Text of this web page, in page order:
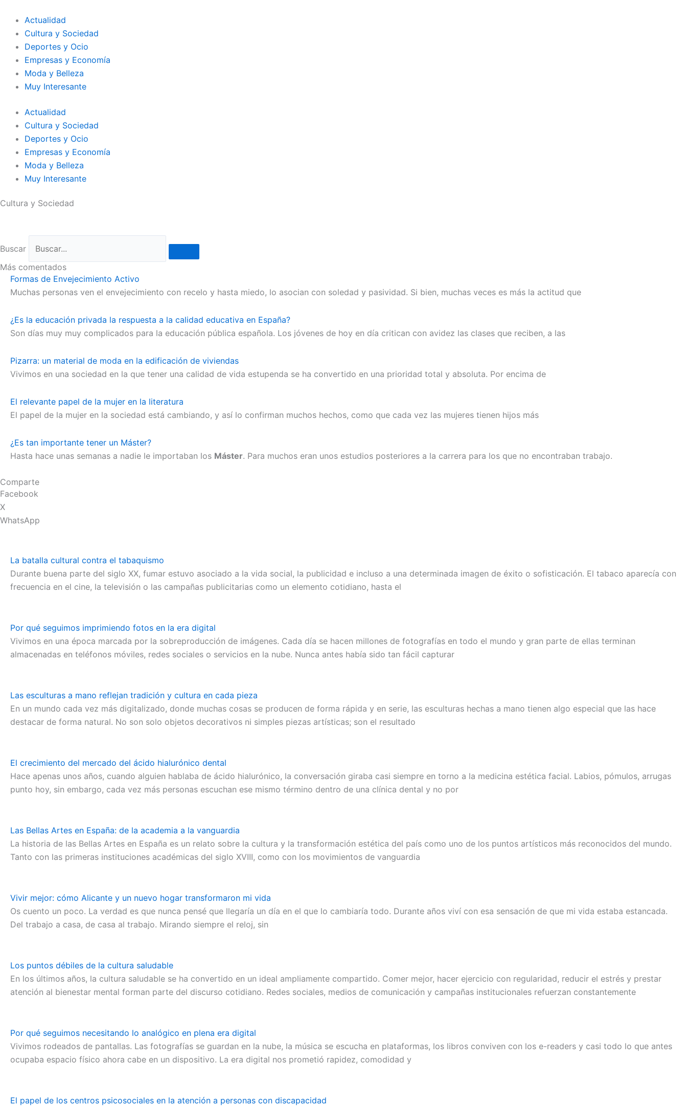
contenido
Actualidad
Cultura y Sociedad
Deportes y Ocio
Empresas y Economía
Moda y Belleza
Muy Interesante
Actualidad
Cultura y Sociedad
Deportes y Ocio
Empresas y Economía
Moda y Belleza
Muy Interesante
Cultura y Sociedad
Buscar
Más comentados
Formas de Envejecimiento Activo
Muchas personas ven el envejecimiento con recelo y hasta miedo, lo asocian con soledad y pasividad. Si bien, muchas veces es más la actitud que
¿Es la educación privada la respuesta a la calidad educativa en España?
Son días muy muy complicados para la educación pública española. Los jóvenes de hoy en día critican con avidez las clases que reciben, a las
Pizarra: un material de moda en la edificación de viviendas
Vivimos en una sociedad en la que tener una calidad de vida estupenda se ha convertido en una prioridad total y absoluta. Por encima de
El relevante papel de la mujer en la literatura
El papel de la mujer en la sociedad está cambiando, y así lo confirman muchos hechos, como que cada vez las mujeres tienen hijos más
¿Es tan importante tener un Máster?
Hasta hace unas semanas a nadie le importaban los Máster. Para muchos eran unos estudios posteriores a la carrera para los que no encontraban trabajo.
Comparte
Facebook
X
WhatsApp
La batalla cultural contra el tabaquismo
Durante buena parte del siglo XX, fumar estuvo asociado a la vida social, la publicidad e incluso a una determinada imagen de éxito o sofisticación. El tabaco aparecía con
frecuencia en el cine, la televisión o las campañas publicitarias como un elemento cotidiano, hasta el
Por qué seguimos imprimiendo fotos en la era digital
Vivimos en una época marcada por la sobreproducción de imágenes. Cada día se hacen millones de fotografías en todo el mundo y gran parte de ellas terminan
almacenadas en teléfonos móviles, redes sociales o servicios en la nube. Nunca antes había sido tan fácil capturar
Las esculturas a mano reflejan tradición y cultura en cada pieza
En un mundo cada vez más digitalizado, donde muchas cosas se producen de forma rápida y en serie, las esculturas hechas a mano tienen algo especial que las hace
destacar de forma natural. No son solo objetos decorativos ni simples piezas artísticas; son el resultado
El crecimiento del mercado del ácido hialurónico dental
Hace apenas unos años, cuando alguien hablaba de ácido hialurónico, la conversación giraba casi siempre en torno a la medicina estética facial. Labios, pómulos, arrugas
punto hoy, sin embargo, cada vez más personas escuchan ese mismo término dentro de una clínica dental y no por
Las Bellas Artes en España: de la academia a la vanguardia
La historia de las Bellas Artes en España es un relato sobre la cultura y la transformación estética del país como uno de los puntos artísticos más reconocidos del mundo.
Tanto con las primeras instituciones académicas del siglo XVIII, como con los movimientos de vanguardia
Vivir mejor: cómo Alicante y un nuevo hogar transformaron mi vida
Os cuento un poco. La verdad es que nunca pensé que llegaría un día en el que lo cambiaría todo. Durante años viví con esa sensación de que mi vida estaba estancada.
Del trabajo a casa, de casa al trabajo. Mirando siempre el reloj, sin
Los puntos débiles de la cultura saludable
En los últimos años, la cultura saludable se ha convertido en un ideal ampliamente compartido. Comer mejor, hacer ejercicio con regularidad, reducir el estrés y prestar
atención al bienestar mental forman parte del discurso cotidiano. Redes sociales, medios de comunicación y campañas institucionales refuerzan constantemente
Por qué seguimos necesitando lo analógico en plena era digital
Vivimos rodeados de pantallas. Las fotografías se guardan en la nube, la música se escucha en plataformas, los libros conviven con los e-readers y casi todo lo que antes
ocupaba espacio físico ahora cabe en un dispositivo. La era digital nos prometió rapidez, comodidad y
El papel de los centros psicosociales en la atención a personas con discapacidad